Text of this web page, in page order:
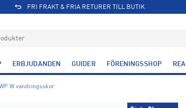
FRI FRAKT & FRIA RETURER TILL BUTIK
ERBJUDANDEN GUIDER FÖRENINGSSHOP REA
WP W vandringsskor